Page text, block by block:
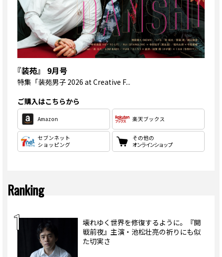
『装苑』 9月号
特集 「装苑男子 2026 at Creative F...
ご購入はこちらから
Amazon 楽天ブックス
セブンネット
ショッピング
その他の
オンラインショップ
Ranking
壊れゆく世界を修復するように。『開
戦前夜』主演・池松壮亮の祈りにも似
た切実さ